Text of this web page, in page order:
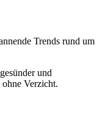
Trends rund um
und
Verzicht.